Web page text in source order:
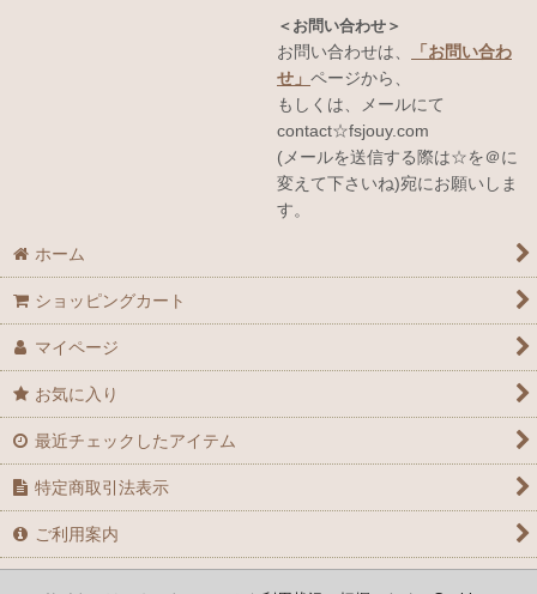
＜お問い合わせ＞
お問い合わせは、
「お問い合わ
せ」 ページから、
もしくは、メールにて
contact☆fsjouy.com
(メールを送信する際は☆を＠に
変えて下さいね)宛にお願いしま
す。
ホーム
ショッピングカート
マイページ
お気に入り
最近チェックしたアイテム
特定商取引法表示
ご利用案内